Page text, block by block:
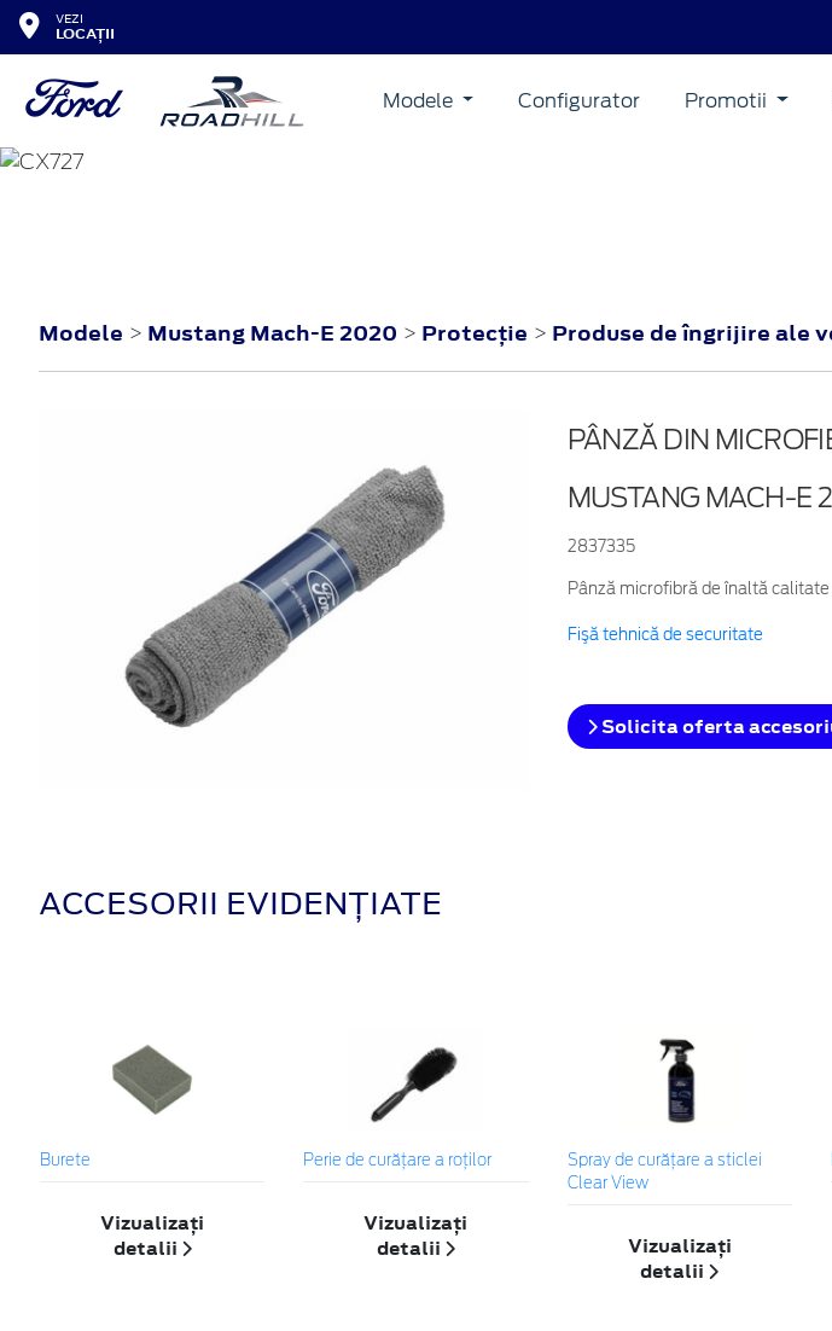
VEZI
LOCAȚII
Modele Configurator Promotii
Modele > Mustang Mach-E 2020 > Protecţie > Produse de îngrijire ale
PÂNZĂ DIN
MUSTANG MACH-E
2837335
Pânză microfibră de înaltă
Fişă tehnică de securitate
Solicita oferta
ACCESORII EVIDENȚIATE
Burete
Vizualizați
detalii
Perie de curățare a roților
Vizualizați
detalii
Spray de curățare a sticlei
Clear View
Vizualizați
detalii